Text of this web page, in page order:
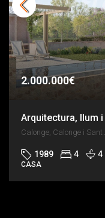
2.000.000€
1989 4 4
CASA